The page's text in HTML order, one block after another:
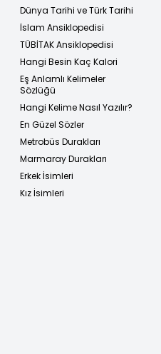
Dünya Tarihi ve Türk Tarihi
İslam Ansiklopedisi
TÜBİTAK Ansiklopedisi
Hangi Besin Kaç Kalori
Eş Anlamlı Kelimeler
Sözlüğü
Hangi Kelime Nasıl Yazılır?
En Güzel Sözler
Metrobüs Durakları
Marmaray Durakları
Erkek İsimleri
Kız İsimleri